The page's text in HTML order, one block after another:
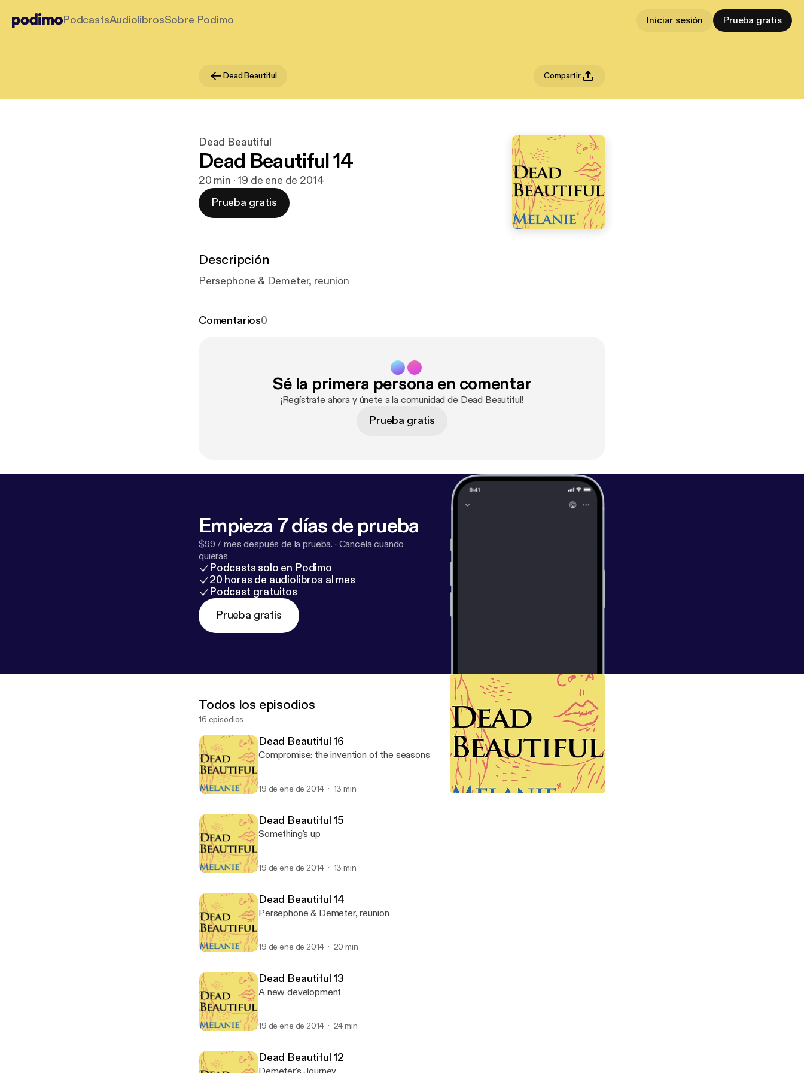
PodcastsAudiolibrosSobre Podimo Iniciar sesión Prueba gratis
Dead Beautiful Compartir
Dead Beautiful
Dead Beautiful 14
20 min · 19 de ene de 2014
Prueba gratis
Descripción
Persephone & Demeter, reunion
Comentarios0
Sé la primera persona en comentar
¡Regístrate ahora y únete a la comunidad de Dead Beautiful!
Prueba gratis
Empieza 7 días de prueba
$99 / mes después de la prueba. · Cancela cuando
quieras
Podcasts solo en Podimo
20 horas de audiolibros al mes
Podcast gratuitos
Prueba gratis
Todos los episodios
16 episodios
Dead Beautiful 16
Compromise: the invention of the seasons
19 de ene de 2014 13 min
Dead Beautiful 15
Something's up
19 de ene de 2014 13 min
Dead Beautiful 14
Persephone & Demeter, reunion
19 de ene de 2014 20 min
Dead Beautiful 13
A new development
19 de ene de 2014 24 min
Dead Beautiful 12